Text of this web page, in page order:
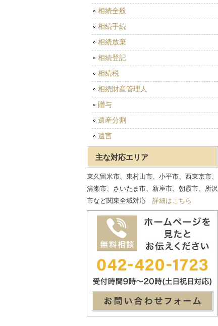
相続全般
相続手続
相続放棄
相続登記
相続税
相続財産管理人
贈与
遺産分割
遺言
主な対応エリア
東久留米市、東村山市、小平市、西東京市、
清瀬市、さいたま市、新座市、朝霞市、所沢
市など関東全域対応 詳細はこちら